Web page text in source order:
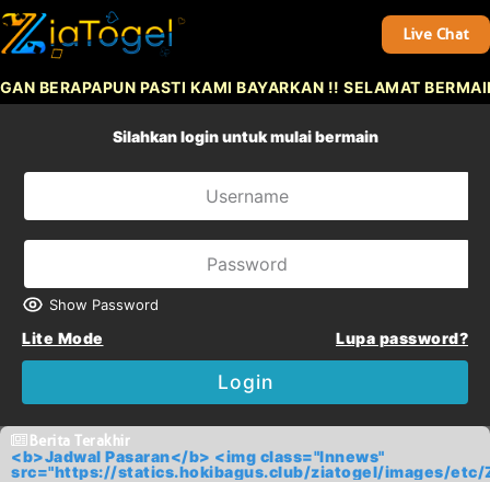
Live Chat
PASTI KAMI BAYARKAN !! SELAMAT BERMAIN
Silahkan login untuk mulai bermain
Show Password
Lite Mode Lupa password?
Login
Berita Terakhir
<b>Jadwal Pasaran</b> <img class="lnnews"
src="https://statics.hokibagus.club/ziatogel/images/etc/